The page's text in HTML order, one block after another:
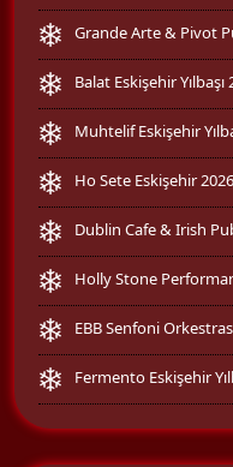
Grande Arte & Pivot
Balat Eskişehir Yılbaşı
Muhtelif Eskişehir
Ho Sete Eskişehir 2026
Dublin Cafe & Irish
Holly Stone
EBB Senfoni
Fermento Eskişehir